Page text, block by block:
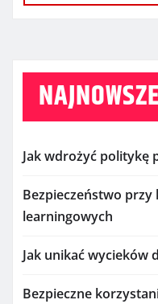
Jak wdrożyć politykę
Bezpieczeństwo
learningowych
Jak unikać wycieków
Bezpieczne